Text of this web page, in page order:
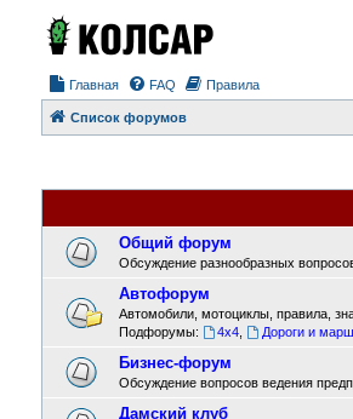
Главная FAQ Правила
Список форумов
Общий форум
Обсуждение разнообразных
Автофорум
Автомобили, мотоциклы, правила,
Подфорумы:
4x4 Дороги и
Бизнес-форум
Обсуждение вопросов ведения
Дамский клуб